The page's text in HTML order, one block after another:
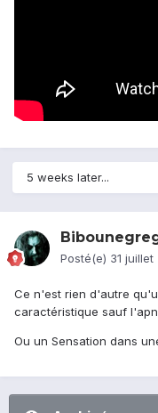
5 weeks later...
Posté(e) 31 juillet
Ce n'est rien d'autre
caractéristique sauf
Ou un Sensation dans